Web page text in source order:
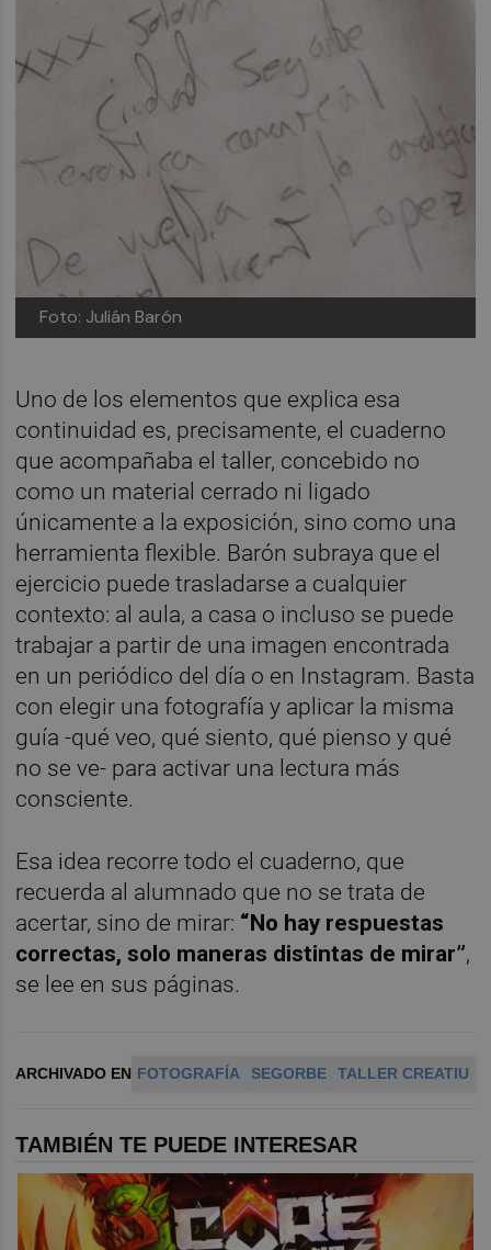
Foto: Julián Barón
Uno de los elementos que explica esa
continuidad es, precisamente, el cuaderno
que acompañaba el taller, concebido no
como un material cerrado ni ligado
únicamente a la exposición, sino como una
herramienta flexible. Barón subraya que el
ejercicio puede trasladarse a cualquier
contexto: al aula, a casa o incluso se puede
trabajar a partir de una imagen encontrada
en un periódico del día o en Instagram. Basta
con elegir una fotografía y aplicar la misma
guía -qué veo, qué siento, qué pienso y qué
no se ve- para activar una lectura más
consciente.
Esa idea recorre todo el cuaderno, que
recuerda al alumnado que no se trata de
acertar, sino de mirar: “No hay respuestas
correctas, solo maneras distintas de mirar”,
se lee en sus páginas.
ARCHIVADO EN FOTOGRAFÍA SEGORBE TALLER CREATIU
TAMBIÉN TE PUEDE INTERESAR